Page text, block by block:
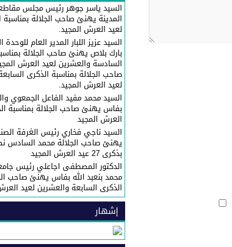
السيد ياسر جوهر رئيس مجلس
لعيد العرش المجيد.
السيد عزيز اللبار المدير العام للوحدة
بارك بلاص يهنئ صاحب الجلالة
السادسة والعشرين لعيد العرش
صاحب الجلالة بمناسبة الذكرى
لعيد العرش المجيد.
السيد محمد مفيد الفاعل الجمعوي
العرش المجيد
السيد ناجي فخاري رئيس الغرفة
يهنئ صاحب الجلالة محمد السادس
بذكرى 27 عيد العرش المجيد
الدكتور المصطفى اجاعلي رئيس
محمد بنعبد الله بفاس يهنئ صاحب
الذكرى السابعة والعشرين لعيد
إشهار